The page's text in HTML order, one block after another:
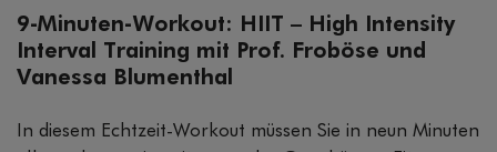
9-Minuten-Workout: HIIT – High Intensity
Interval Training mit Prof. Froböse und
Vanessa Blumenthal
In diesem Echtzeit-Workout müssen Sie in neun Minuten